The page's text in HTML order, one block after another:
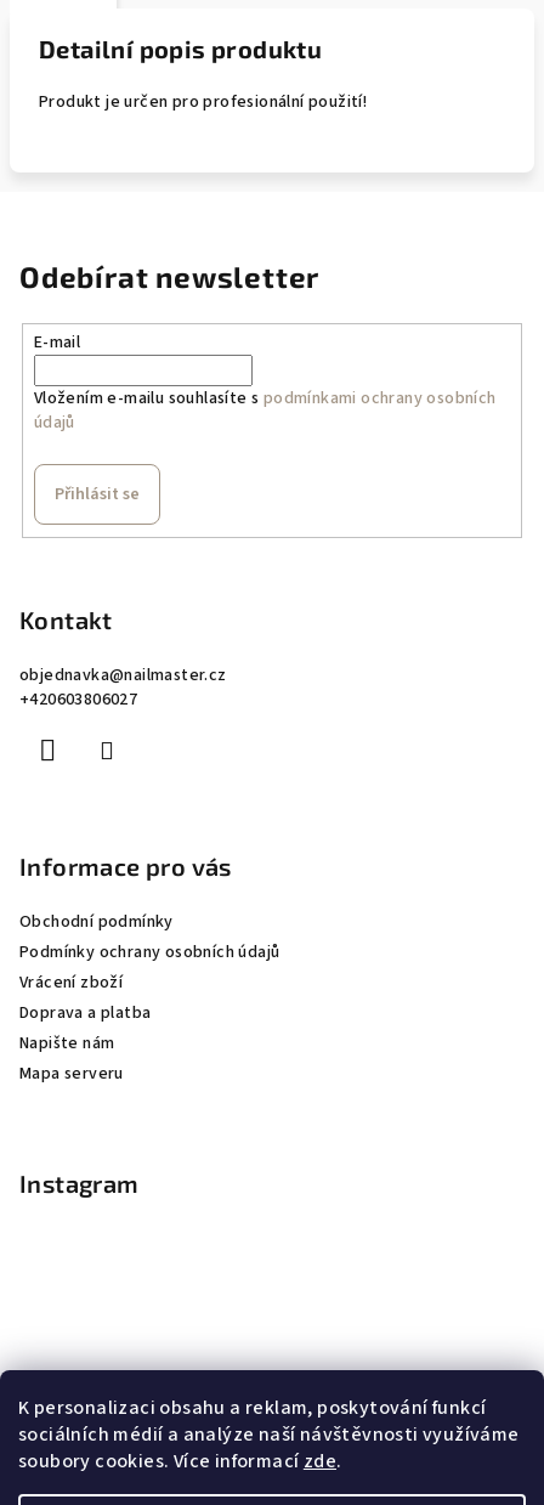
K personalizaci obsahu a reklam, poskytování funkcí
sociálních médií a analýze naší návštěvnosti využíváme
soubory cookies. Více informacízde.
Detailní popis produktu
Produkt je určen pro profesionální použití!
Odebírat newsletter
E-mail
Vložením e-mailu souhlasíte s podmínkami ochrany osobních
údajů
Přihlásit se
Kontakt
objednavka@nailmaster.cz
+420603806027
Informace pro vás
Obchodní podmínky
Podmínky ochrany osobních údajů
Vrácení zboží
Doprava a platba
Napište nám
Mapa serveru
Instagram